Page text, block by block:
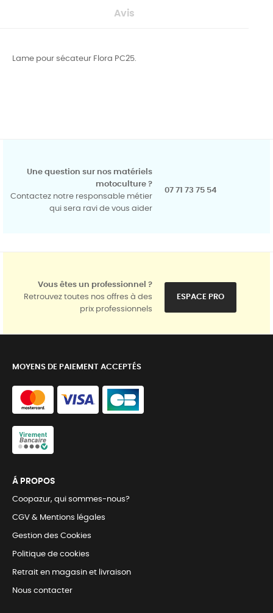
Avis
Lame pour sécateur Flora PC25.
Une question sur nos matériels
motoculture ?
Contactez notre responsable métier
qui sera ravi de vous aider
07 71 73 75 54
Vous êtes un professionnel ?
Retrouvez toutes nos offres à des
prix professionnels
ESPACE PRO
MOYENS DE PAIEMENT ACCEPTÉS
Á PROPOS
Coopazur, qui sommes-nous?
CGV & Mentions légales
Gestion des Cookies
Politique de cookies
Retrait en magasin et livraison
Nous contacter